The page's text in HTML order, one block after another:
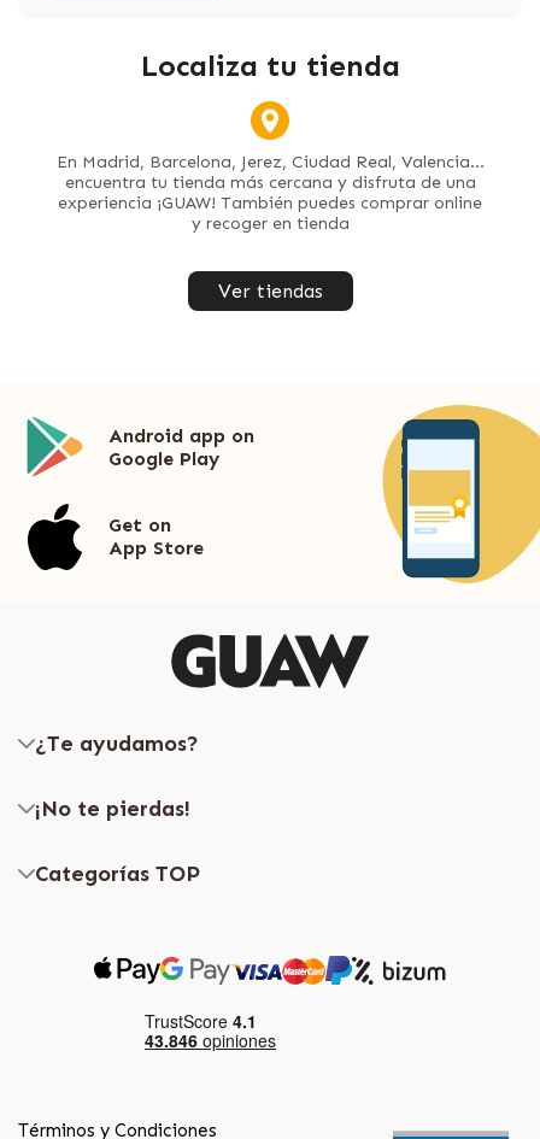
Localiza tu tienda
En Madrid, Barcelona, Jerez, Ciudad Real, Valencia...
encuentra tu tienda más cercana y disfruta de una
experiencia ¡GUAW! También puedes comprar online
y recoger en tienda
Ver tiendas
Android app on
Google Play
Get on
App Store
¿Te ayudamos?
¡No te pierdas!
Categorías TOP
Términos y Condiciones